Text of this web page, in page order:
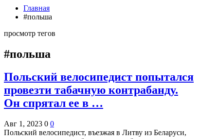
Главная
#польша
просмотр тегов
#польша
Польский велосипедист попытался
провезти табачную контрабанду.
Он спрятал ее в …
Авг 1, 2023 0 0
Польский велосипедист, въезжая в Литву из Беларуси,